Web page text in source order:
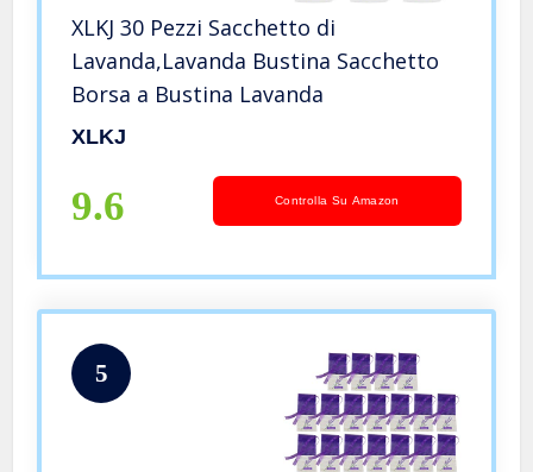
XLKJ 30 Pezzi Sacchetto di
Lavanda,Lavanda Bustina Sacchetto
Borsa a Bustina Lavanda
XLKJ
9.6 Controlla Su Amazon
5